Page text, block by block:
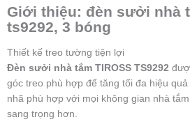
Giới thiệu: đèn sưởi nhà
ts9292, 3 bóng
Thiết kế treo tường tiện lợi
Đèn sưởi nhà tắm TIROSS TS9292
góc treo phù hợp để tăng tối đa hiệu
nhã phù hợp với mọi không gian nhà
sang trọng hơn.